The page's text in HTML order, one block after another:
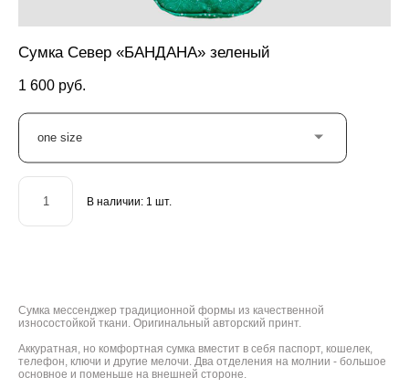
Сумка Север «БАНДАНА» зеленый
1 600 pуб.
one size
В наличии: 1 шт.
Сумка мессенджер традиционной формы из качественной
износостойкой ткани. Оригинальный авторский принт.
Аккуратная, но комфортная сумка вместит в себя паспорт, кошелек,
телефон, ключи и другие мелочи. Два отделения на молнии - большое
основное и поменьше на внешней стороне.